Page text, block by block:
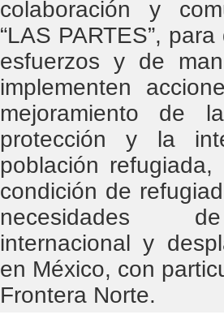
colaboración y
“LAS PARTES”,
esfuerzos y de
implementen
mejoramiento de
protección y la
población
condición de
necesidades
internacional y
en México, con
Frontera Norte.